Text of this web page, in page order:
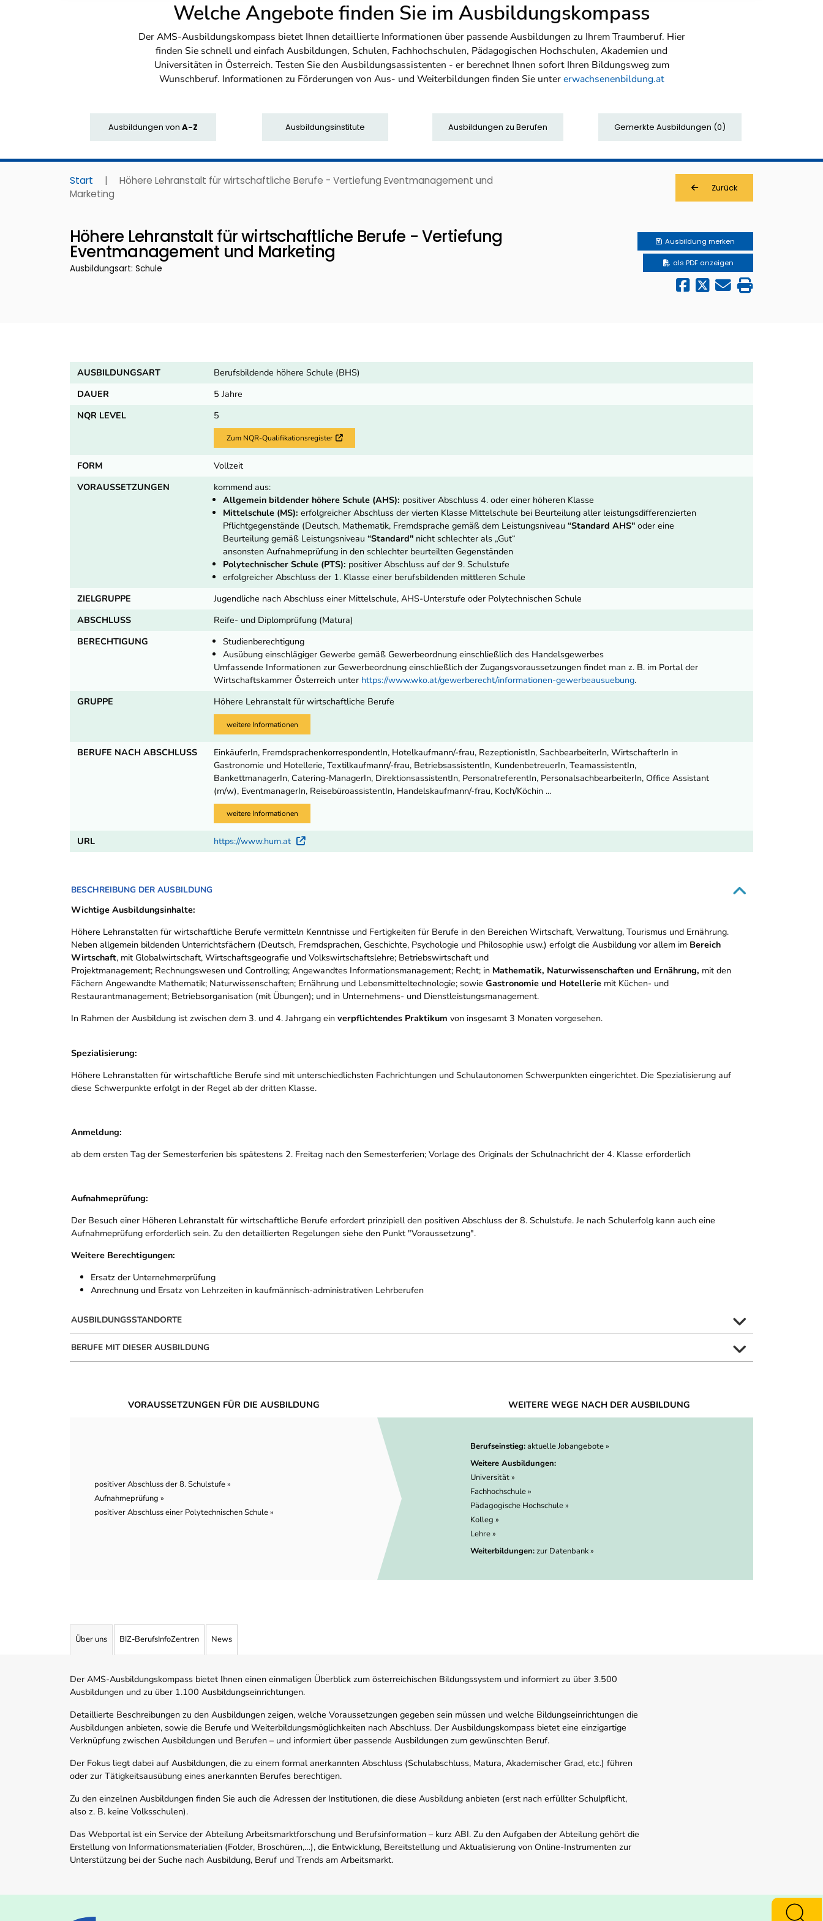
Welche Angebote finden Sie im Ausbildungskompass
Der AMS-Ausbildungskompass bietet Ihnen detaillierte Informationen über passende Ausbildungen zu Ihrem Traumberuf. Hier
finden Sie schnell und einfach Ausbildungen, Schulen, Fachhochschulen, Pädagogischen Hochschulen, Akademien und
Universitäten in Österreich. Testen Sie den Ausbildungsassistenten - er berechnet Ihnen sofort Ihren Bildungsweg zum
Wunschberuf. Informationen zu Förderungen von Aus- und Weiterbildungen finden Sie untererwachsenenbildung.at
Ausbildungen von A-Z Ausbildungsinstitute Ausbildungen zu Berufen Gemerkte Ausbildungen (0)
Start |
Höhere Lehranstalt für wirtschaftliche Berufe - Vertiefung Eventmanagement und
Marketing
Zurück
Höhere Lehranstalt für wirtschaftliche Berufe - Vertiefung
Eventmanagement und Marketing
Ausbildungsart: Schule
Ausbildung merken
als PDF anzeigen
AUSBILDUNGSART
Berufsbildende höhere Schule (BHS)
DAUER
5 Jahre
NQR LEVEL
5
Zum NQR-Qualifikationsregister Externer Link
FORM
Vollzeit
VORAUSSETZUNGEN
kommend aus:
Allgemein bildender höhere Schule (AHS): positiver Abschluss 4. oder einer höheren Klasse
Mittelschule (MS): erfolgreicher Abschluss der vierten Klasse Mittelschule bei Beurteilung aller leistungsdifferenzierten
Pflichtgegenstände (Deutsch, Mathematik, Fremdsprache gemäß dem Leistungsniveau“Standard AHS" oder eine
Beurteilung gemäß Leistungsniveau“Standard" nicht schlechter als „Gut“
ansonsten Aufnahmeprüfung in den schlechter beurteilten Gegenständen
Polytechnischer Schule (PTS): positiver Abschluss auf der 9. Schulstufe
erfolgreicher Abschluss der 1. Klasse einer berufsbildenden mittleren Schule
ZIELGRUPPE
Jugendliche nach Abschluss einer Mittelschule, AHS-Unterstufe oder Polytechnischen Schule
ABSCHLUSS
Reife- und Diplomprüfung (Matura)
BERECHTIGUNG
Studienberechtigung
Ausübung einschlägiger Gewerbe gemäß Gewerbeordnung einschließlich des Handelsgewerbes
Umfassende Informationen zur Gewerbeordnung einschließlich der Zugangsvoraussetzungen findet man z. B. im Portal der
Wirtschaftskammer Österreich unter https://www.wko.at/gewerberecht/informationen-gewerbeausuebung.
GRUPPE
Höhere Lehranstalt für wirtschaftliche Berufe
weitere Informationen
BERUFE NACH ABSCHLUSS
EinkäuferIn, FremdsprachenkorrespondentIn, Hotelkaufmann/-frau, RezeptionistIn, SachbearbeiterIn, WirtschafterIn in
Gastronomie und Hotellerie, Textilkaufmann/-frau, BetriebsassistentIn, KundenbetreuerIn, TeamassistentIn,
BankettmanagerIn, Catering-ManagerIn, DirektionsassistentIn, PersonalreferentIn, PersonalsachbearbeiterIn, Office Assistant
(m/w), EventmanagerIn, ReisebüroassistentIn, Handelskaufmann/-frau, Koch/Köchin ...
weitere Informationen
URL https://www.hum.at Externer Link
BESCHREIBUNG DER AUSBILDUNG
Wichtige Ausbildungsinhalte:
Höhere Lehranstalten für wirtschaftliche Berufe vermitteln Kenntnisse und Fertigkeiten für Berufe in den Bereichen Wirtschaft, Verwaltung, Tourismus und Ernährung.
Neben allgemein bildenden Unterrichtsfächern (Deutsch, Fremdsprachen, Geschichte, Psychologie und Philosophie usw.) erfolgt die Ausbildung vor allem im Bereich
Wirtschaft, mit Globalwirtschaft, Wirtschaftsgeografie und Volkswirtschaftslehre; Betriebswirtschaft und
Projektmanagement; Rechnungswesen und Controlling; Angewandtes Informationsmanagement; Recht; in Mathematik, Naturwissenschaften und Ernährung, mit den
Fächern Angewandte Mathematik; Naturwissenschaften; Ernährung und Lebensmitteltechnologie; sowie Gastronomie und Hotellerie mit Küchen- und
Restaurantmanagement; Betriebsorganisation (mit Übungen); und in Unternehmens- und Dienstleistungsmanagement.
In Rahmen der Ausbildung ist zwischen dem 3. und 4. Jahrgang ein verpflichtendes Praktikum von insgesamt 3 Monaten vorgesehen.
Spezialisierung:
Höhere Lehranstalten für wirtschaftliche Berufe sind mit unterschiedlichsten Fachrichtungen und Schulautonomen Schwerpunkten eingerichtet. Die Spezialisierung auf
diese Schwerpunkte erfolgt in der Regel ab der dritten Klasse.
Anmeldung:
ab dem ersten Tag der Semesterferien bis spätestens 2. Freitag nach den Semesterferien; Vorlage des Originals der Schulnachricht der 4. Klasse erforderlich
Aufnahmeprüfung:
Der Besuch einer Höheren Lehranstalt für wirtschaftliche Berufe erfordert prinzipiell den positiven Abschluss der 8. Schulstufe. Je nach Schulerfolg kann auch eine
Aufnahmeprüfung erforderlich sein. Zu den detaillierten Regelungen siehe den Punkt "Voraussetzung".
Weitere Berechtigungen:
Ersatz der Unternehmerprüfung
Anrechnung und Ersatz von Lehrzeiten in kaufmännisch-administrativen Lehrberufen
AUSBILDUNGSSTANDORTE
BERUFE MIT DIESER AUSBILDUNG
VORAUSSETZUNGEN FÜR DIE AUSBILDUNG
positiver Abschluss der 8. Schulstufe »
Aufnahmeprüfung »
positiver Abschluss einer Polytechnischen Schule »
WEITERE WEGE NACH DER AUSBILDUNG
Berufseinstieg:aktuelle Jobangebote »
Weitere Ausbildungen:
Universität »
Fachhochschule »
Pädagogische Hochschule »
Kolleg »
Lehre »
Weiterbildungen:zur Datenbank »
Über uns BIZ-BerufsInfoZentren News
Der AMS-Ausbildungskompass bietet Ihnen einen einmaligen Überblick zum österreichischen Bildungssystem und informiert zu über 3.500
Ausbildungen und zu über 1.100 Ausbildungseinrichtungen.
Detaillierte Beschreibungen zu den Ausbildungen zeigen, welche Voraussetzungen gegeben sein müssen und welche Bildungseinrichtungen die
Ausbildungen anbieten, sowie die Berufe und Weiterbildungsmöglichkeiten nach Abschluss. Der Ausbildungskompass bietet eine einzigartige
Verknüpfung zwischen Ausbildungen und Berufen – und informiert über passende Ausbildungen zum gewünschten Beruf.
Der Fokus liegt dabei auf Ausbildungen, die zu einem formal anerkannten Abschluss (Schulabschluss, Matura, Akademischer Grad, etc.) führen
oder zur Tätigkeitsausübung eines anerkannten Berufes berechtigen.
Zu den einzelnen Ausbildungen finden Sie auch die Adressen der Institutionen, die diese Ausbildung anbieten (erst nach erfüllter Schulpflicht,
also z. B. keine Volksschulen).
Das Webportal ist ein Service der Abteilung Arbeitsmarktforschung und Berufsinformation – kurz ABI. Zu den Aufgaben der Abteilung gehört die
Erstellung von Informationsmaterialien (Folder, Broschüren,…), die Entwicklung, Bereitstellung und Aktualisierung von Online-Instrumenten zur
Unterstützung bei der Suche nach Ausbildung, Beruf und Trends am Arbeitsmarkt.